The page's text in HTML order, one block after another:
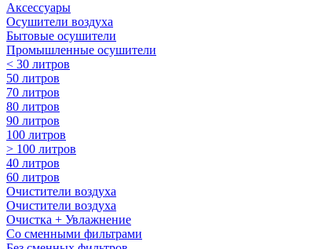
Аксессуары
Осушители воздуха
Бытовые осушители
Промышленные осушители
< 30 литров
50 литров
70 литров
80 литров
90 литров
100 литров
> 100 литров
40 литров
60 литров
Очистители воздуха
Очистители воздуха
Очистка + Увлажнение
Cо сменными фильтрами